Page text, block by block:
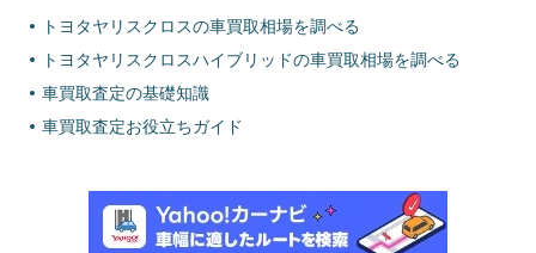
トヨタヤリスクロスの車買取相場を調べる
トヨタヤリスクロスハイブリッドの車買取相場を調べる
車買取査定の基礎知識
車買取査定お役立ちガイド